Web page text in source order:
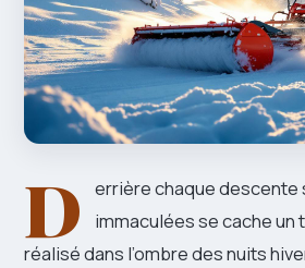
D
errière chaque descente
immaculées se cache un
réalisé dans l’ombre des nuits